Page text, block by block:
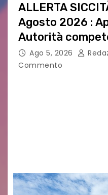
ALLERTA
Agosto 2026 :
Autorità
Ago 5, 2026
Commento